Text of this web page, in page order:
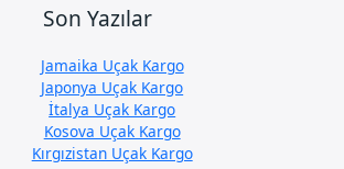
Son Yazılar
Jamaika Uçak Kargo
Japonya Uçak Kargo
İtalya Uçak Kargo
Kosova Uçak Kargo
Kırgızistan Uçak Kargo